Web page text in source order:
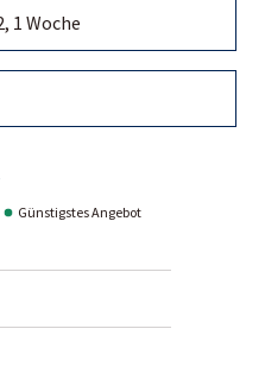
Günstigstes Angebot